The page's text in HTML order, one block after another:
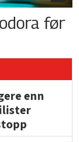
før
enn